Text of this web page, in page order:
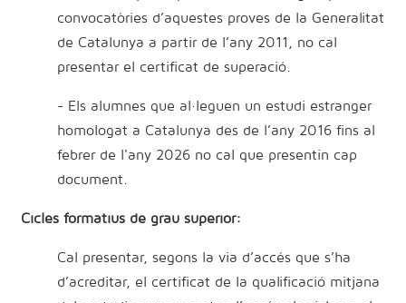
convocatòries d’aquestes proves de la Generalitat
de Catalunya a partir de l’any 2011, no cal
presentar el certificat de superació.
- Els alumnes que al·leguen un estudi estranger
homologat a Catalunya des de l’any 2016 fins al
febrer de l'any 2026 no cal que presentin cap
document.
Cicles formatius de grau superior:
Cal presentar, segons la via d’accés que s’ha
d’acreditar, el certificat de la qualificació mitjana